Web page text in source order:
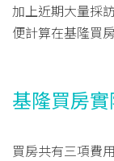
加上近期大量採
便計算在基隆買
基隆買房
買房共有三項費